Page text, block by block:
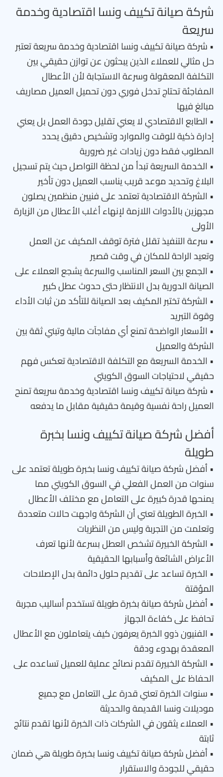
شركة صيانة تكييف ونسا اقتصادية وخدمة
سريعة
• شركة صيانة تكييف ونسا اقتصادية وخدمة سريعة تعتبر
حل مثالي للعملاء الذين يبحثون عن توازن حقيقي بين
التكلفة المعقولة وسرعة الاستجابة لأن الأعطال
المفاجئة تحتاج تدخل فوري دون تحميل العميل مصاريف
مبالغ فيها
• الطابع الاقتصادي لا يعني تقليل جودة العمل بل يعني
إدارة ذكية للوقت والموارد وتشخيص دقيق يحدد
المطلوب فقط دون زيادات غير ضرورية
• الخدمة السريعة تبدأ من لحظة التواصل حيث يتم تسجيل
البلاغ وتحديد موعد قريب يناسب العميل دون تأخير
• الشركة الاقتصادية تعتمد على فنيين منظمين يصلون
مجهزين بالأدوات اللازمة لإنهاء أغلب الأعطال من الزيارة
الأولى
• سرعة التنفيذ تقلل فترة توقف المكيف عن العمل
وتعيد الراحة للمكان في وقت قصير
• الجمع بين السعر المناسب والسرعة يشجع العملاء على
الصيانة الدورية بدل الانتظار حتى حدوث عطل كبير
• الشركة تختبر المكيف بعد الصيانة للتأكد من ثبات الأداء
وقوة التبريد
• الأسعار الواضحة تمنع أي مفاجآت مالية وتبني ثقة بين
الشركة والعميل
• الخدمة السريعة مع التكلفة الاقتصادية تعكس فهم
حقيقي لاحتياجات السوق الكويتي
• شركة صيانة تكييف ونسا اقتصادية وخدمة سريعة تمنح
العميل راحة نفسية وقيمة حقيقية مقابل ما يدفعه
أفضل شركة صيانة تكييف ونسا بخبرة
طويلة
• أفضل شركة صيانة تكييف ونسا بخبرة طويلة تعتمد على
سنوات من العمل الفعلي في السوق الكويتي مما
يمنحها قدرة كبيرة على التعامل مع مختلف الأعطال
• الخبرة الطويلة تعني أن الشركة واجهت حالات متعددة
وتعلمت من التجربة وليس من النظريات
• الشركة الخبيرة تشخص العطل بسرعة لأنها تعرف
الأعراض الشائعة وأسبابها الحقيقية
• الخبرة تساعد على تقديم حلول دائمة بدل الإصلاحات
المؤقتة
• أفضل شركة صيانة بخبرة طويلة تستخدم أساليب مجربة
تحافظ على كفاءة الجهاز
• الفنيون ذوو الخبرة يعرفون كيف يتعاملون مع الأعطال
المعقدة بهدوء ودقة
• الشركة الخبيرة تقدم نصائح عملية للعميل تساعده على
الحفاظ على المكيف
• سنوات الخبرة تعني قدرة على التعامل مع جميع
موديلات ونسا القديمة والحديثة
• العملاء يثقون في الشركات ذات الخبرة لأنها تقدم نتائج
ثابتة
• أفضل شركة صيانة تكييف ونسا بخبرة طويلة هي ضمان
حقيقي للجودة والاستقرار